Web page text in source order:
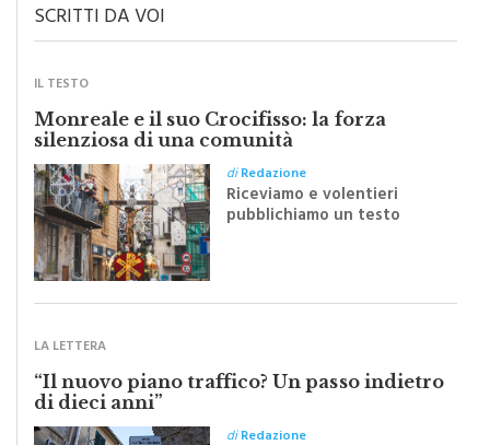
SCRITTI DA VOI
IL TESTO
Monreale e il suo Crocifisso: la forza
silenziosa di una comunità
diRedazione
Riceviamo e volentieri
Sapienza all'indomani della
LA LETTERA
“Il nuovo piano traffico? Un passo indietro
di dieci anni”